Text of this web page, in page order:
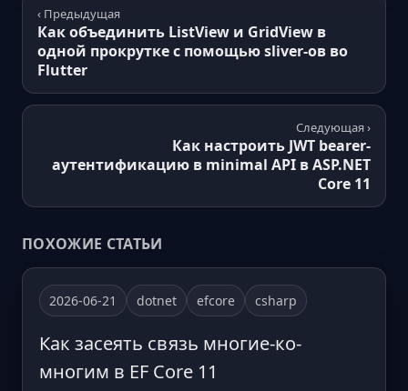
‹ Предыдущая
Как объединить ListView и GridView в
одной прокрутке с помощью sliver-ов во
Flutter
Следующая ›
Как настроить JWT bearer-
аутентификацию в minimal API в ASP.NET
Core 11
ПОХОЖИЕ СТАТЬИ
2026-06-21 dotnet efcore csharp
Как засеять связь многие-ко-
многим в EF Core 11